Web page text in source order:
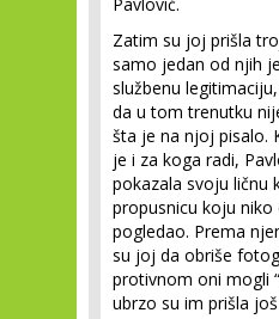
Zatim su joj prišla
samo jedan od njih
službenu
da u tom trenutku
šta je na njoj pisalo.
je i za koga radi,
pokazala svoju ličnu
propusnicu koju niko
pogledao. Prema
su joj da obriše
protivnom oni mogli
ubrzo su im prišla